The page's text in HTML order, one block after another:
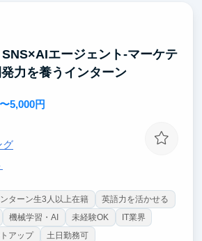
エージェント-マーケテ
力を養うインターン
5,000円
グ
ターン生3人以上在籍
英語力を活かせる
機械学習・AI 未経験OK
IT業界
アップ 土日勤務可